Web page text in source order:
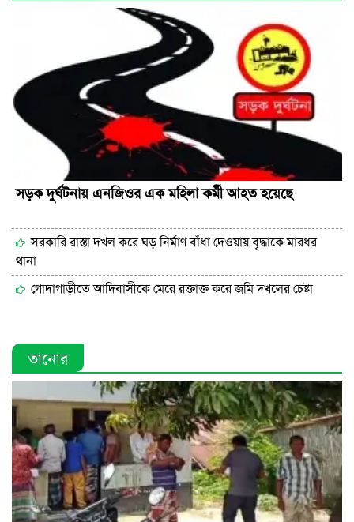
সড়ক দুর্ঘটনায় এনজিওর এক মহিলা কর্মী আহত হয়েছে
সরকারি রাস্তা দখল করে ঘড় নির্মাণ বাঁধা দেওয়ায় বৃদ্ধাকে মারধর
থানা
গোদাগাড়ীতে আদিবাসীকে মেরে রক্তাক্ত করে জমি দখলের চেষ্টা
তানোর